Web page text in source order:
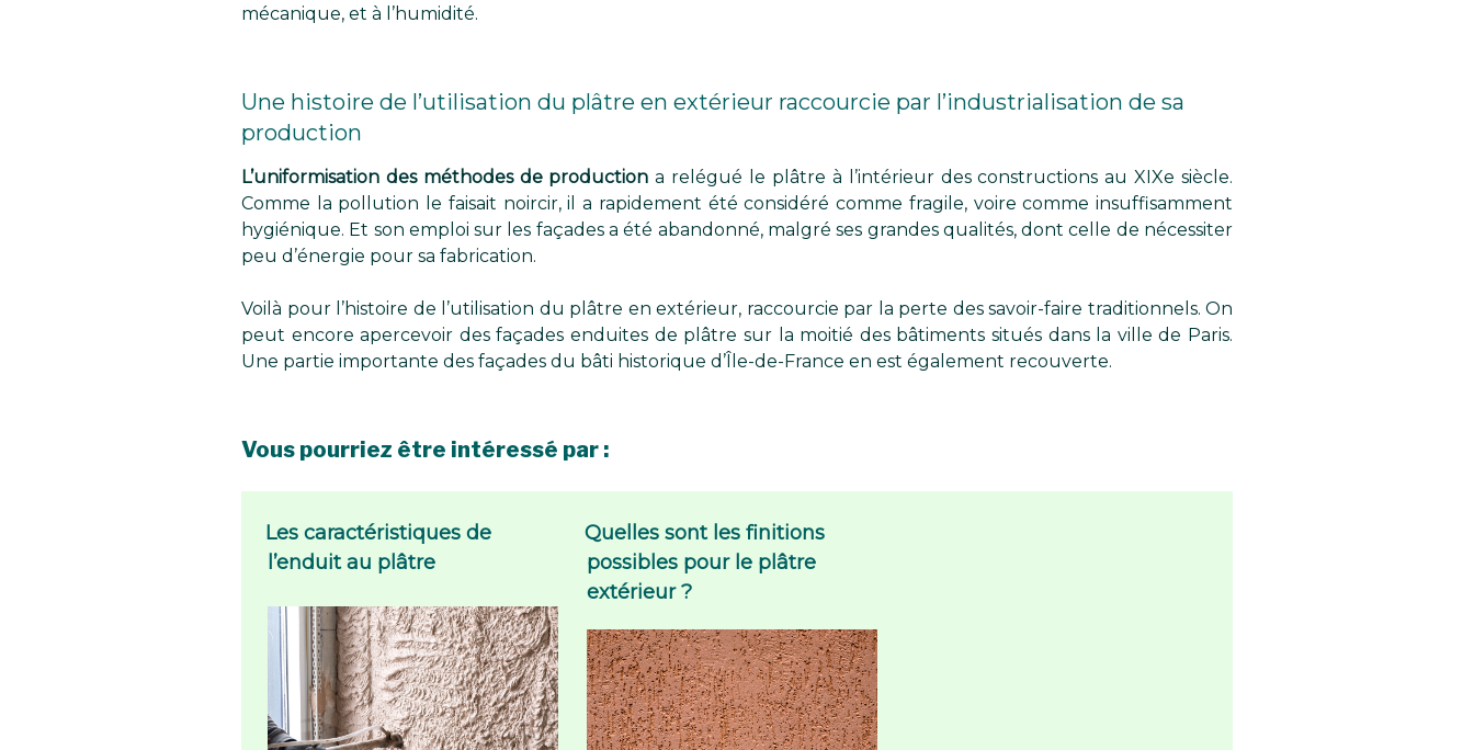
mécanique, et à l’humidité.
Une histoire de l’utilisation du plâtre en extérieur raccourcie par l’industrialisation de sa
production
L’uniformisation des méthodes de production a relégué le plâtre à l’intérieur des constructions au XIXe siècle.
Comme la pollution le faisait noircir, il a rapidement été considéré comme fragile, voire comme insuffisamment
hygiénique. Et son emploi sur les façades a été abandonné, malgré ses grandes qualités, dont celle de nécessiter
peu d’énergie pour sa fabrication.
Voilà pour l’histoire de l’utilisation du plâtre en extérieur, raccourcie par la perte des savoir-faire traditionnels. On
peut encore apercevoir des façades enduites de plâtre sur la moitié des bâtiments situés dans la ville de Paris.
Une partie importante des façades du bâti historique d’Île-de-France en est également recouverte.
Vous pourriez être intéressé par :
Les caractéristiques de
l’enduit au plâtre
Quelles sont les finitions
possibles pour le plâtre
extérieur ?